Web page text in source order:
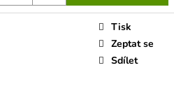
Tisk
Zeptat se
Sdílet